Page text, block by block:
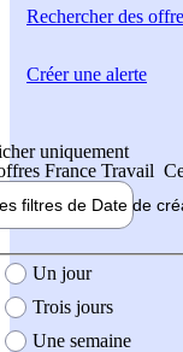
Rechercherdes
uniquement
France Travail
filtres de Date de
création de l'offre
Un jour
Trois jours
Une semaine
Créer une alerte